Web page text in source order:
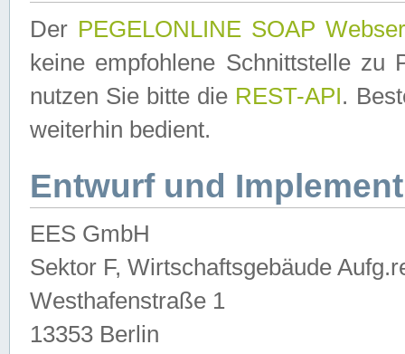
Der PEGELONLINE SOAP
keine empfohlene Schnittstelle zu
nutzen Sie bitte die REST-API.
weiterhin bedient.
Entwurf und
EES GmbH
Sektor F, Wirtschaftsgebäude
Westhafenstraße 1
13353 Berlin